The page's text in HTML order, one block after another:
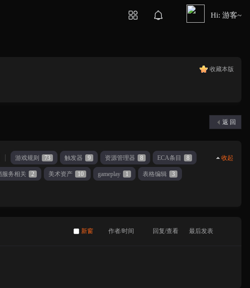
Hi: 游客~
收藏本版
返 回
收起
游戏规则 73 触发器 9 资源管理器 8 ECA条目 8
服务相关 2 美术资产 10 gameplay 1 表格编辑 3
新窗 作者/时间 回复/查看 最后发表